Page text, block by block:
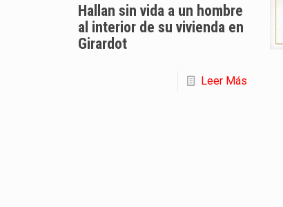
Hallan sin vida a un hombre
al interior de su vivienda en
Girardot
Leer Más